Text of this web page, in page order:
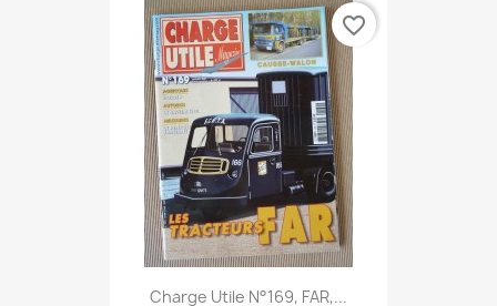
Charge Utile N°169, FAR,...
favorite_border